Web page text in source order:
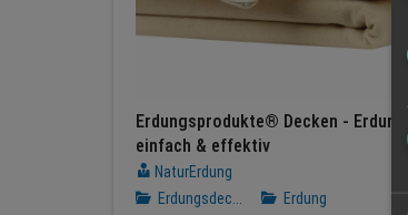
Erdungsprodukte® Decken - Erdung
einfach & effektiv
NaturErdung
Erdungsdec...
Erdung